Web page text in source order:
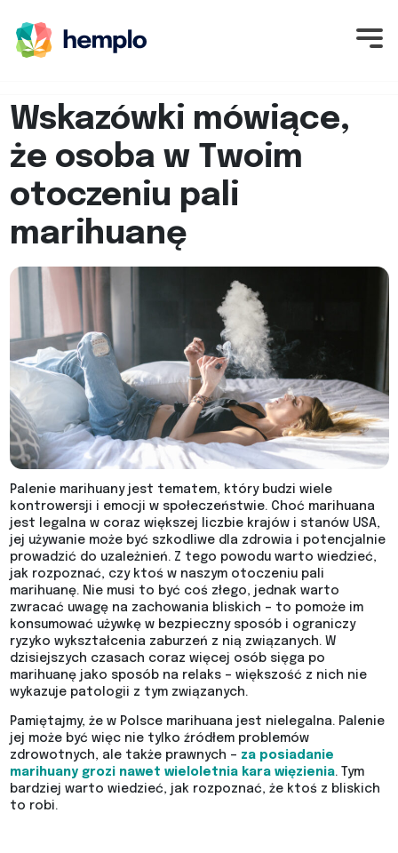
Wskazówki mówiące,
że osoba w Twoim
otoczeniu pali
marihuanę
Palenie marihuany jest tematem, który budzi wiele
kontrowersji i emocji w społeczeństwie. Choć marihuana
jest legalna w coraz większej liczbie krajów i stanów USA,
jej używanie może być szkodliwe dla zdrowia i potencjalnie
prowadzić do uzależnień. Z tego powodu warto wiedzieć,
jak rozpoznać, czy ktoś w naszym otoczeniu pali
marihuanę. Nie musi to być coś złego, jednak warto
zwracać uwagę na zachowania bliskich – to pomoże im
konsumować używkę w bezpieczny sposób i ograniczy
ryzyko wykształcenia zaburzeń z nią związanych. W
dzisiejszych czasach coraz więcej osób sięga po
marihuanę jako sposób na relaks – większość z nich nie
wykazuje patologii z tym związanych.
Pamiętajmy, że w Polsce marihuana jest nielegalna. Palenie
jej może być więc nie tylko źródłem problemów
zdrowotnych, ale także prawnych – za posiadanie
marihuany grozi nawet wieloletnia kara więzienia. Tym
bardziej warto wiedzieć, jak rozpoznać, że ktoś z bliskich
to robi.